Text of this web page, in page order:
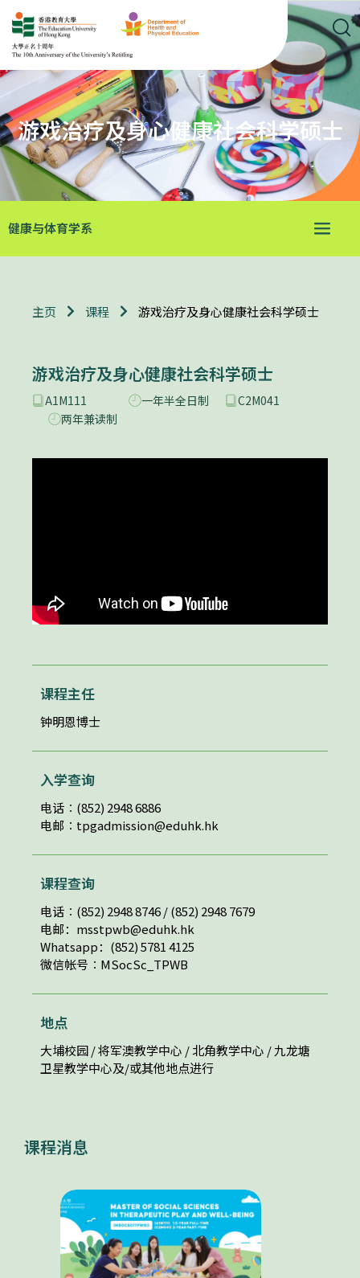
游戏治疗及身心健康社会科学硕士
健康与体育学系
主页 课程 游戏治疗及身心健康社会科学硕士
游戏治疗及身心健康社会科学硕士
A1M111 一年半全日制
C2M041
两年兼读制
课程主任
钟明恩博士
入学查询
电话︰(852) 2948 6886
电邮︰ tpgadmission@eduhk.hk
课程查询
电话︰(852) 2948 8746 / (852) 2948 7679
电邮： msstpwb@eduhk.hk
Whatsapp：(852) 5781 4125
微信帐号︰MSocSc_TPWB
地点
大埔校园 / 将军澳教学中心 / 北角教学中心 / 九龙塘
卫星教学中心及/或其他地点进行
课程消息